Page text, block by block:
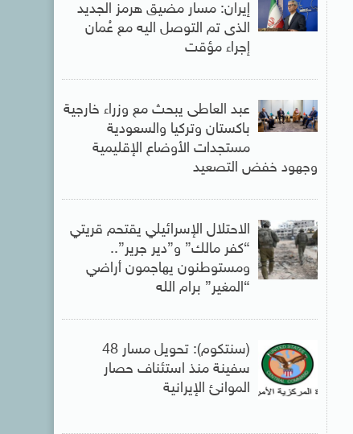
إيران: مسار مضيق هرمز الجديد
الذى تم التوصل اليه مع عُمان
إجراء مؤقت
عبد العاطى يبحث مع وزراء خارجية
باكستان وتركيا والسعودية
مستجدات الأوضاع الإقليمية
وجهود خفض التصعيد
الاحتلال الإسرائيلي يقتحم قريتي
“كفر مالك” و”دير جرير”..
ومستوطنون يهاجمون أراضي
“المغير” برام الله
(سنتكوم): تحويل مسار 48
سفينة منذ استئناف حصار
الموانئ الإيرانية